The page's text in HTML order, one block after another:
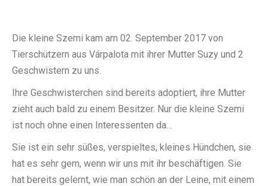
Die kleine Szemi kam am 02. September 2017 von
Tierschützern aus Várpalota mit ihrer Mutter Suzy und 2
Geschwistern zu uns.
Ihre Geschwisterchen sind bereits adoptiert, ihre Mutter
zieht auch bald zu einem Besitzer. Nur die kleine Szemi
ist noch ohne einen Interessenten da…
Sie ist ein sehr süßes, verspieltes, kleines Hündchen, sie
hat es sehr gern, wenn wir uns mit ihr beschäftigen. Sie
hat bereits gelernt, wie man schön an der Leine, mit einem